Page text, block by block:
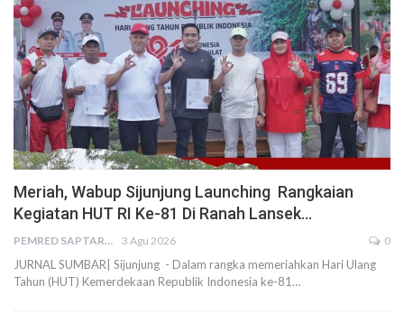
Meriah, Wabup Sijunjung Launching Rangkaian
Kegiatan HUT RI Ke-81 Di Ranah Lansek…
PEMRED SAPTARIUS 3 Agu 2026 0
JURNAL SUMBAR| Sijunjung - Dalam rangka memeriahkan Hari Ulang
Tahun (HUT) Kemerdekaan Republik Indonesia ke-81…